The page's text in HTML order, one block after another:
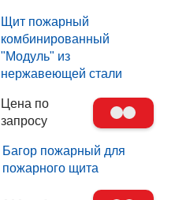
Щит пожарный
комбинированный
"Модуль" из
нержавеющей стали
Цена по
запросу
Багор пожарный для
пожарного щита